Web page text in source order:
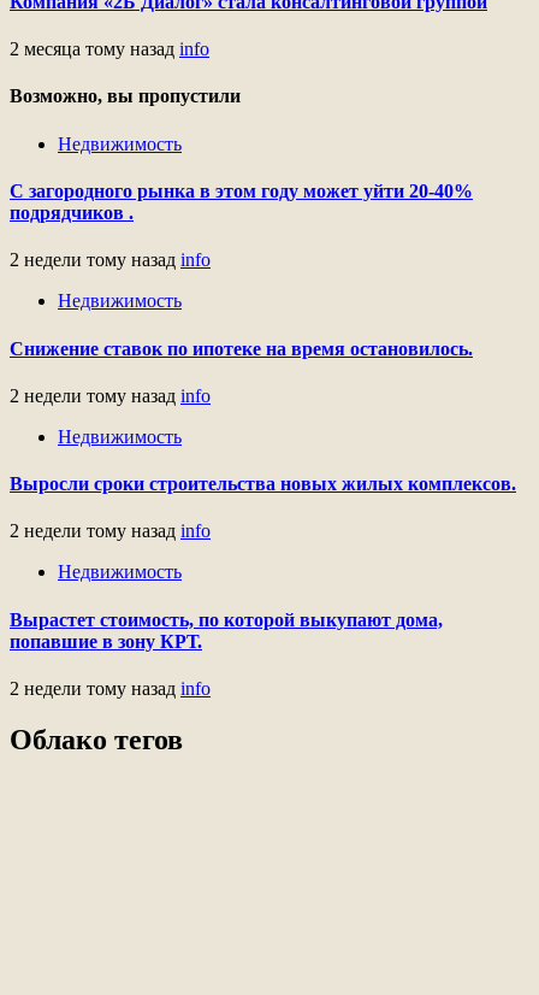
2 месяца тому назад info
Возможно, вы пропустили
Недвижимость
С загородного рынка в этом году может уйти 20-40%
подрядчиков .
2 недели тому назад info
Недвижимость
Снижение ставок по ипотеке на время остановилось.
2 недели тому назад info
Недвижимость
Выросли сроки строительства новых жилых комплексов.
2 недели тому назад info
Недвижимость
Вырастет стоимость, по которой выкупают дома,
попавшие в зону КРТ.
2 недели тому назад info
Облако тегов